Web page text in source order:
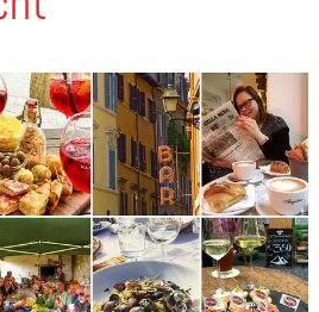
Het culinaire ritme van een